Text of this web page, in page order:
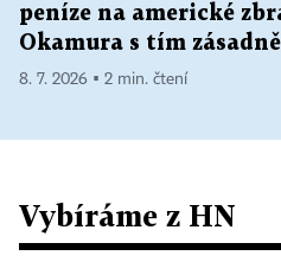
peníze na americké
Okamura s tím
8. 7. 2026 ▪ 2 min. čtení
Vybíráme z HN